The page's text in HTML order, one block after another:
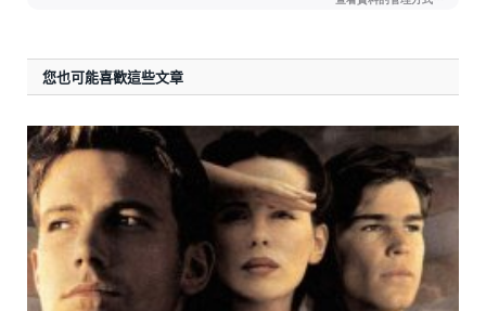
您也可能喜歡這些文章